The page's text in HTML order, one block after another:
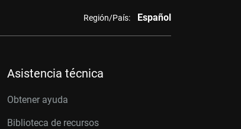
Región/País: Español
Asistencia técnica
Obtener ayuda
Biblioteca de recursos